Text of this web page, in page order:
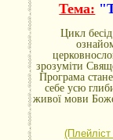
Тема:
Цикл
зрозуміти
Програма
себе усю
живої мови
(Плейліст